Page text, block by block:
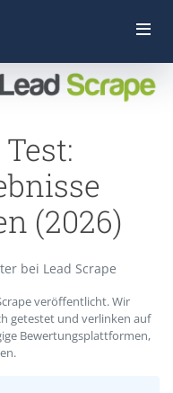
(2026)
bei Lead Scrape
veröffentlicht. Wir
getestet und verlinken auf
Bewertungsplattformen,